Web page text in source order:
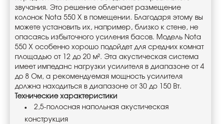
звучания. Это решение облегчает размещение
колонок Nota 550 X в помещении. Благодаря этому вы
можете установить их, например, близко к стене, не
опасаясь избыточного усиления басов. Модель Nota
550 X особенно хорошо подойдет для средних комнат
площадью от 12 до 20 м². Эта акустическая система
имеет импеданс нагрузки усилителя в диапазоне от 4
до 8 Ом, а рекомендуемая мощность усилителя
должна находиться в диапазоне от 30 до 150 Вт.
Технические характеристики
2,5-полосная напольная акустическая
конструкция